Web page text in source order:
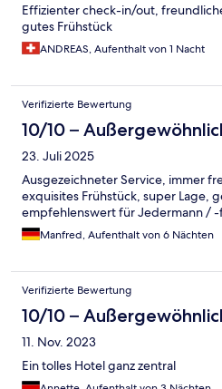
Effizienter check-in/out,
gutes Frühstück
ANDREAS, Aufenthalt von 1 Nacht
Verifizierte Bewertung
10/10 –
23. Juli 2025
Ausgezeichneter Service, immer
exquisites Frühstück, super Lage,
empfehlenswert für Jedermann /
Manfred, Aufenthalt von 6 Nächten
Verifizierte Bewertung
10/10 –
11. Nov. 2023
Ein tolles Hotel ganz zentral